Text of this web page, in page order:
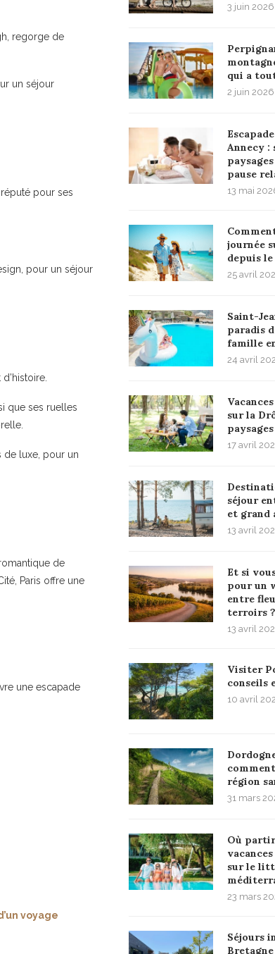
regorge de
un séjour
pour ses
pour un séjour
que ses ruelles
de luxe, pour un
de
Paris offre une
une escapade
voyage
3 juin 2026
qui a
2 juin 2026
Annecy :
pause
13 mai
journée
depuis
25 avril
Saint-
paradis
famille
24 avril
sur la
17 avril
séjour
et grand
13 avril
Et si
pour un
entre
terroirs ?
13 avril
Visiter
conseils
10 avril
région
31 mars
Où
sur le
23 mars
Séjours